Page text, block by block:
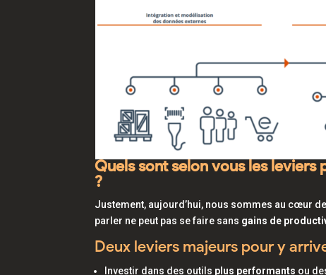
Quels sont selon vous les
?
Justement, aujourd’hui, nous sommes au cœur
parler ne peut pas se faire sans gains de
Deux leviers majeurs pour y
Investir dans des outils plus performants ou